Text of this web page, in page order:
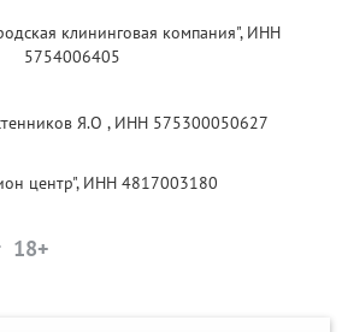
клининговая компания", ИНН
5754006405
Я.О , ИНН 575300050627
центр", ИНН 4817003180